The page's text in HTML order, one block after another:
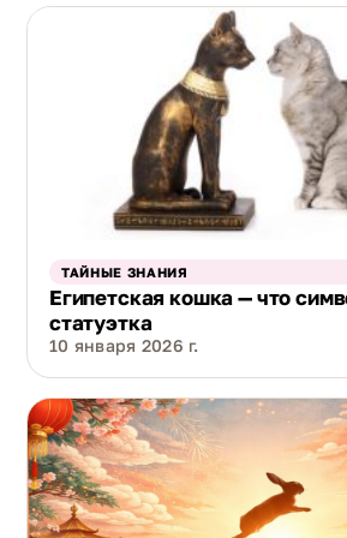
ТАЙНЫЕ ЗНАНИЯ
Египетская кошка — что
статуэтка
10 января 2026 г.